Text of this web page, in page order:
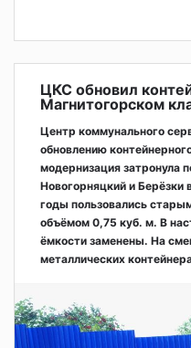
ЦКС обновил
Магнитогорском
Центр коммунального
обновлению
модернизация затронула
Новогорняцкий и Берёзки
годы пользовались
объёмом 0,75 куб. м. В
ёмкости заменены. На
металлических